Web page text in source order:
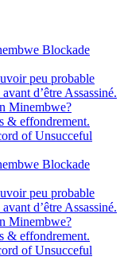
Blockade
peu probable
d’être Assassiné.
Minembwe?
& effondrement.
of Unsucceful
Blockade
peu probable
d’être Assassiné.
Minembwe?
& effondrement.
of Unsucceful